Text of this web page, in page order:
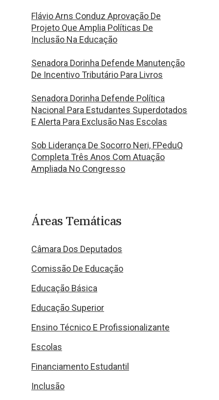
Flávio Arns Conduz Aprovação De
Projeto Que Amplia Políticas De
Inclusão Na Educação
Senadora Dorinha Defende Manutenção
De Incentivo Tributário Para Livros
Senadora Dorinha Defende Política
Nacional Para Estudantes Superdotados
E Alerta Para Exclusão Nas Escolas
Sob Liderança De Socorro Neri, FPeduQ
Completa Três Anos Com Atuação
Ampliada No Congresso
Áreas Temáticas
Câmara Dos Deputados
Comissão De Educação
Educação Básica
Educação Superior
Ensino Técnico E Profissionalizante
Escolas
Financiamento Estudantil
Inclusão